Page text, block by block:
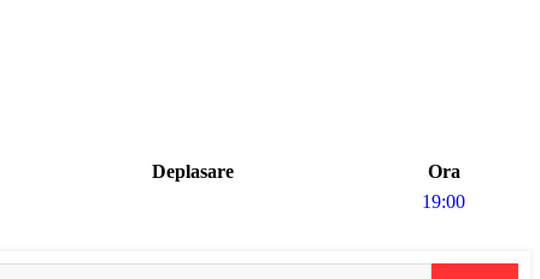
Deplasare
Ora
19:00